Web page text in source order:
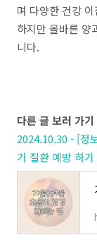
며 다양한 건강
하지만 올바른 양
니다.
다른 글 보러 가기
2024.10.30 - [정
기 질환 예방 하기